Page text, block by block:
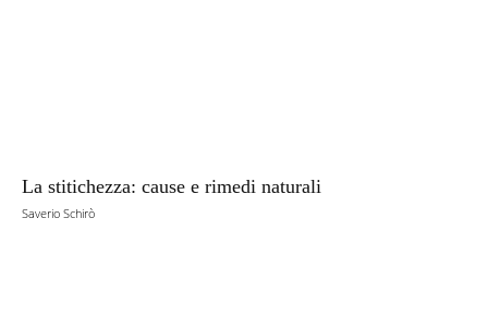
La stitichezza: cause e rimedi naturali
Saverio Schirò